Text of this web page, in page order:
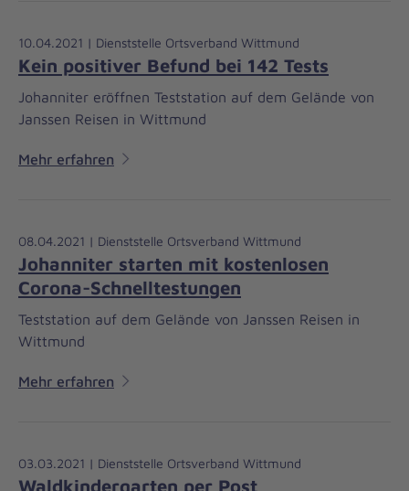
10.04.2021 | Dienststelle Ortsverband Wittmund
Kein positiver Befund bei 142 Tests
Johanniter eröffnen Teststation auf dem Gelände von
Janssen Reisen in Wittmund
Mehr erfahren
08.04.2021 | Dienststelle Ortsverband Wittmund
Johanniter starten mit kostenlosen
Corona-Schnelltestungen
Teststation auf dem Gelände von Janssen Reisen in
Wittmund
Mehr erfahren
03.03.2021 | Dienststelle Ortsverband Wittmund
Waldkindergarten per Post